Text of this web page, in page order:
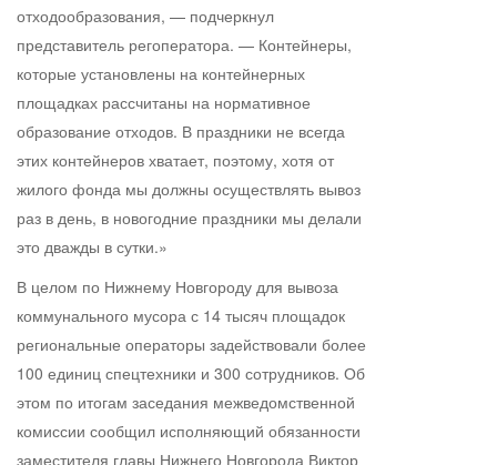
отходообразования, — подчеркнул
представитель регоператора. — Контейнеры,
которые установлены на контейнерных
площадках рассчитаны на нормативное
образование отходов. В праздники не всегда
этих контейнеров хватает, поэтому, хотя от
жилого фонда мы должны осуществлять вывоз
раз в день, в новогодние праздники мы делали
это дважды в сутки.»
В целом по Нижнему Новгороду для вывоза
коммунального мусора с 14 тысяч площадок
региональные операторы задействовали более
100 единиц спецтехники и 300 сотрудников. Об
этом по итогам заседания межведомственной
комиссии сообщил исполняющий обязанности
заместителя главы Нижнего Новгорода Виктор